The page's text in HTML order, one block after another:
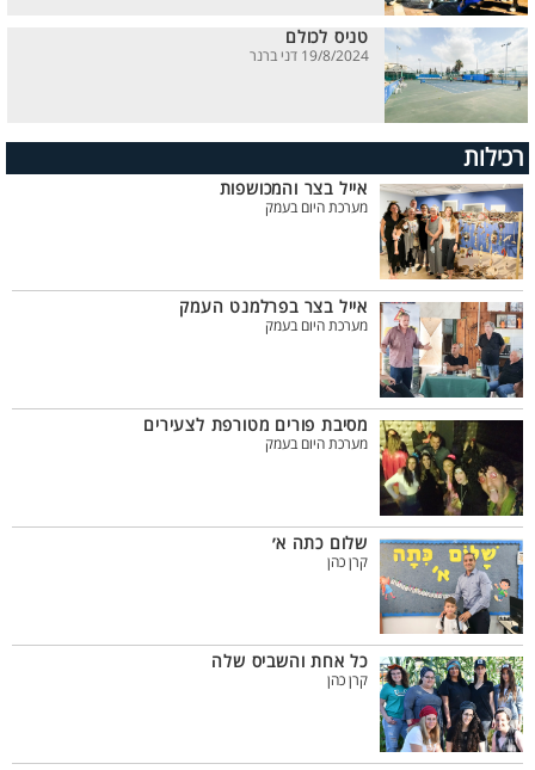
טניס לכולם
19/8/2024 דני ברנר
רכילות
אייל בצר והמכושפות
מערכת היום בעמק
אייל בצר בפרלמנט העמק
מערכת היום בעמק
מסיבת פורים מטורפת לצעירים
מערכת היום בעמק
שלום כתה א׳
קרן כהן
כל אחת והשביס שלה
קרן כהן